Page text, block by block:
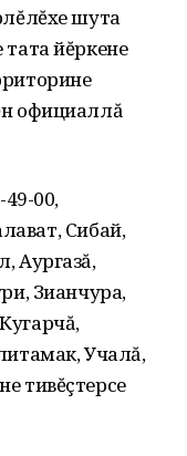
шута
йĕркене
официаллă
00,
Сибай,
Аургазă,
Зианчура,
Учалă,
тивĕçтерсе